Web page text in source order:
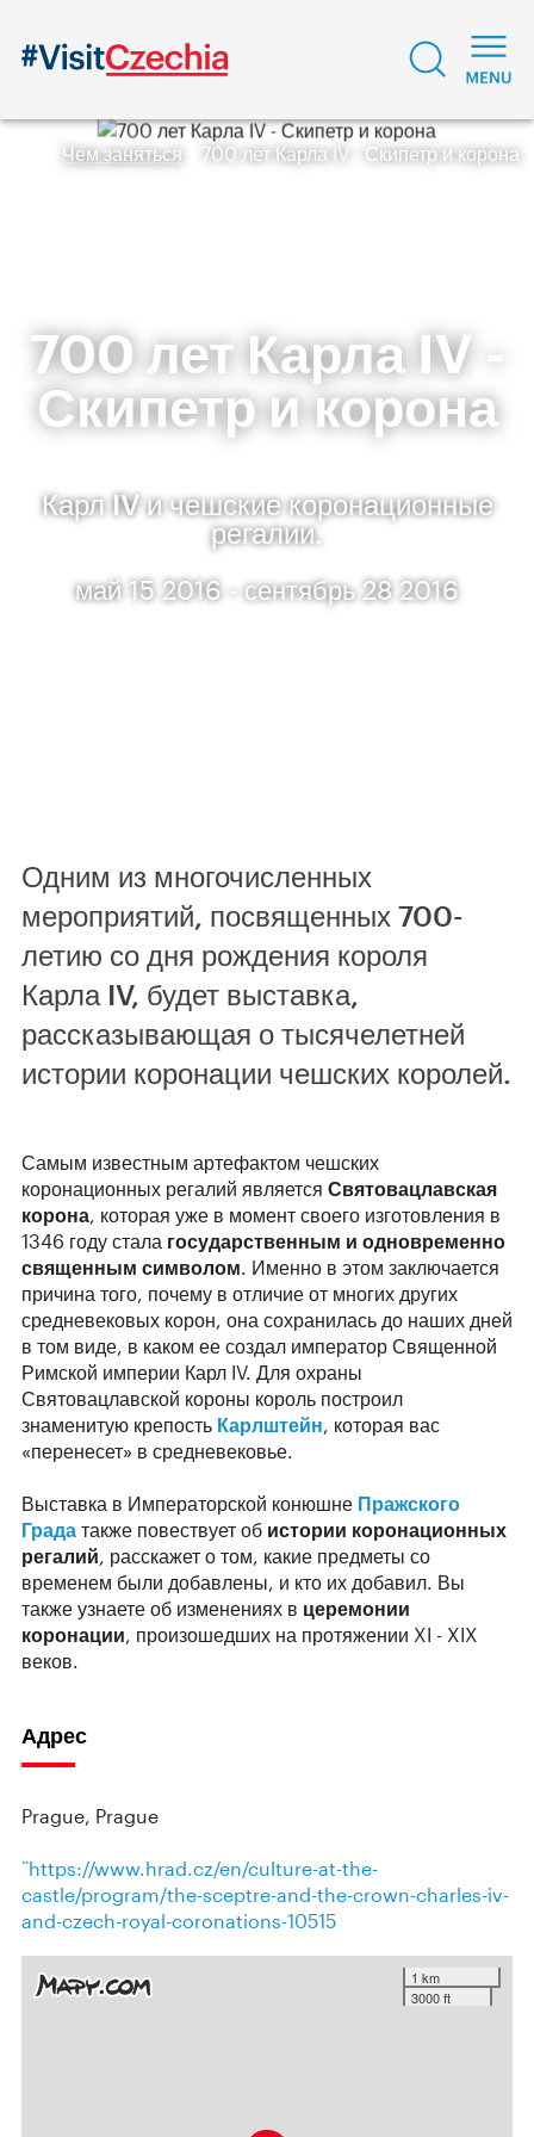
Чем заняться 700 лет Карла IV - Скипетр и корона
700 лет Карла IV -
Скипетр и корона
Карл IV и чешские коронационные
регалии.
май 15 2016 - сентябрь 28 2016
Одним из многочисленных
мероприятий, посвященных 700-
летию со дня рождения короля
Карла IV, будет выставка,
рассказывающая о тысячелетней
истории коронации чешских королей.
Самым известным артефактом чешских
коронационных регалий является Святовацлавская
корона, которая уже в момент своего изготовления в
1346 году стала государственным и одновременно
священным символом. Именно в этом заключается
причина того, почему в отличие от многих других
средневековых корон, она сохранилась до наших дней
в том виде, в каком ее создал император Священной
Римской империи Карл IV. Для охраны
Святовацлавской короны король построил
знаменитую крепость Карлштейн, которая вас
«перенесет» в средневековье.
Выставка в Императорской конюшне Пражского
Града также повествует об истории коронационных
регалий, расскажет о том, какие предметы со
временем были добавлены, и кто их добавил. Вы
также узнаете об изменениях в церемонии
коронации, произошедших на протяжении XI - XIX
веков.
Адрес
Prague, Prague
¨https://www.hrad.cz/en/culture-at-the-
castle/program/the-sceptre-and-the-crown-charles-iv-
and-czech-royal-coronations-10515
1 km
3000 ft